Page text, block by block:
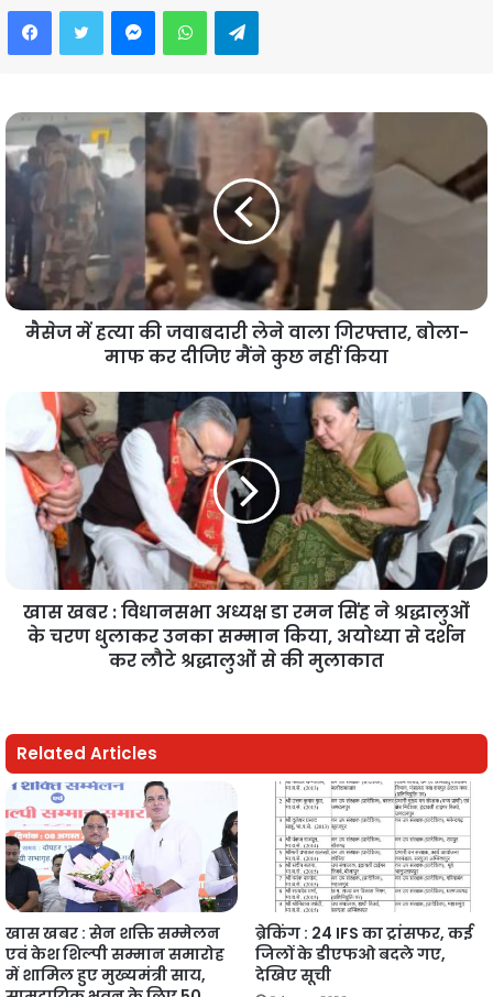
FacebookTwitter MessengerWhatsAppTelegram
मैसेज में हत्या की जवाबदारी लेने वाला गिरफ्तार, बोला-
माफ कर दीजिए मैंने कुछ नहीं किया
खास खबर : विधानसभा अध्यक्ष डा रमन सिंह ने श्रद्धालुओं
के चरण धुलाकर उनका सम्मान किया, अयोध्या से दर्शन
कर लौटे श्रद्धालुओं से की मुलाकात
Related Articles
खास खबर : सेन शक्ति सम्मेलन
एवं केश शिल्पी सम्मान समारोह
में शामिल हुए मुख्यमंत्री साय,
ब्रेकिंग : 24 IFS का ट्रांसफर, कई
जिलों के डीएफओ बदले गए,
देखिए सूची